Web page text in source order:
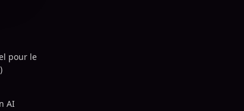
pour le
AI